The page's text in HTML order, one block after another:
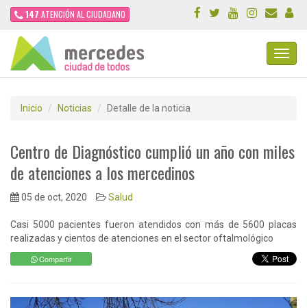
147 ATENCIÓN AL CIUDADANO
Inicio Noticias Detalle de la noticia
Centro de Diagnóstico cumplió un año con miles
de atenciones a los mercedinos
05 de oct, 2020 Salud
Casi 5000 pacientes fueron atendidos con más de 5600 placas
realizadas y cientos de atenciones en el sector oftalmológico
Compartir